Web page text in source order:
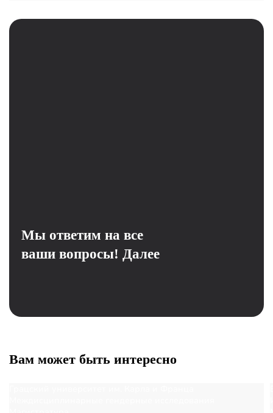
Мы ответим на все
ваши вопросы! Далее
Вам может быть интересно